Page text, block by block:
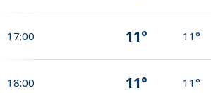
17:00 11° 11°
18:00 11° 11°